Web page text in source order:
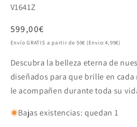
SKU:
V1641Z
Precio
habitual
599,00€
Envío GRATIS a partir de 50€ (Envio:4,99€)
Descubra la belleza eterna de
diseñados para que brille en
le acompañen durante toda su
Bajas existencias: quedan 1